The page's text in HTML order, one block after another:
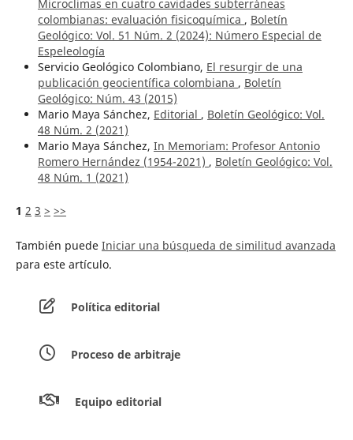
Microclimas en cuatro cavidades subterráneas
colombianas: evaluación fisicoquímica , Boletín
Geológico: Vol. 51 Núm. 2 (2024): Número Especial de
Espeleología
Servicio Geológico Colombiano, El resurgir de una
publicación geocientífica colombiana , Boletín
Geológico: Núm. 43 (2015)
Mario Maya Sánchez, Editorial , Boletín Geológico: Vol.
48 Núm. 2 (2021)
Mario Maya Sánchez, In Memoriam: Profesor Antonio
Romero Hernández (1954-2021) , Boletín Geológico: Vol.
48 Núm. 1 (2021)
1 2 3 > >>
También puede Iniciar una búsqueda de similitud avanzada
para este artículo.
Política editorial
Proceso de arbitraje
Equipo editorial